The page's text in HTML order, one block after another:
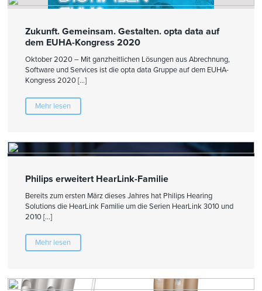
Zukunft. Gemeinsam. Gestalten. opta data auf
dem EUHA-Kongress 2020
Oktober 2020 – Mit ganzheitlichen Lösungen aus Abrechnung,
Software und Services ist die opta data Gruppe auf dem EUHA-
Kongress 2020 […]
Mehr lesen
Philips erweitert HearLink-Familie
Bereits zum ersten März dieses Jahres hat Philips Hearing
Solutions die HearLink Familie um die Serien HearLink 3010 und
2010 […]
Mehr lesen